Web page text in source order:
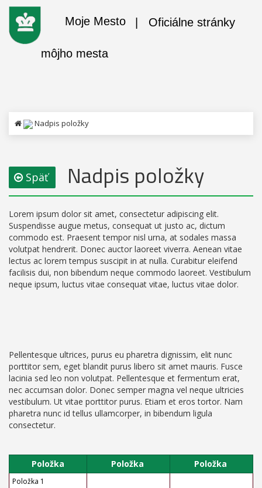
Moje Mesto | Oficiálne stránky
môjho mesta
Nadpis položky
Späť Nadpis položky
Lorem ipsum dolor sit amet, consectetur adipiscing elit.
Suspendisse augue metus, consequat ut justo ac, dictum
commodo est. Praesent tempor nisl urna, at sodales massa
volutpat hendrerit. Donec auctor laoreet viverra. Aenean vitae
lectus ac lorem tempus suscipit in at nulla. Curabitur eleifend
facilisis dui, non bibendum neque commodo laoreet. Vestibulum
neque ipsum, luctus vitae consequat vitae, luctus vitae dolor.
Pellentesque ultrices, purus eu pharetra dignissim, elit nunc
porttitor sem, eget blandit purus libero sit amet mauris. Fusce
lacinia sed leo non volutpat. Pellentesque et fermentum erat,
nec accumsan dolor. Donec semper magna vel neque ultricies
vestibulum. Ut vitae porttitor purus. Etiam et eros tortor. Nam
pharetra nunc id tellus ullamcorper, in bibendum ligula
consectetur.
Položka Položka Položka
Položka 1